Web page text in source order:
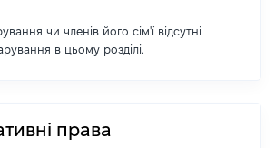
чи членів його сім'ї відсутні
в цьому розділі.
права